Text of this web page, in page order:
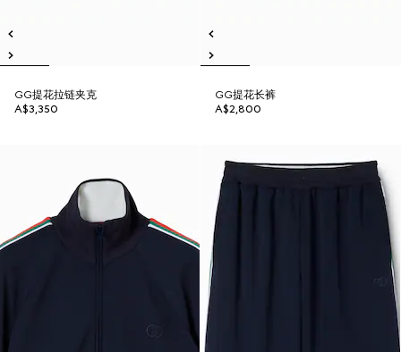
GG提花拉链夹克
A$3,350
GG提花长裤
A$2,800